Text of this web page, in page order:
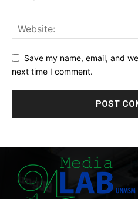
Save my name, email, and
next time I comment.